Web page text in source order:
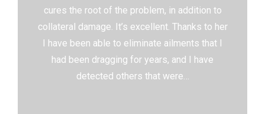
cures the root of the problem, in addition to
collateral damage. It’s excellent. Thanks to her
I have been able to eliminate ailments that I
had been dragging for years, and I have
detected others that were…